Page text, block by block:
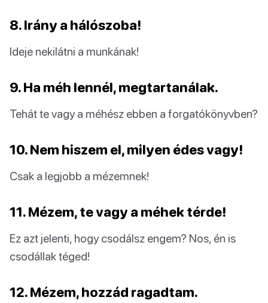
8. Irány a hálószoba!
Ideje nekilátni a munkának!
9. Ha méh lennél, megtartanálak.
Tehát te vagy a méhész ebben a forgatókönyvben?
10. Nem hiszem el, milyen édes vagy!
Csak a legjobb a mézemnek!
11. Mézem, te vagy a méhek térde!
Ez azt jelenti, hogy csodálsz engem? Nos, én is
csodállak téged!
12. Mézem, hozzád ragadtam.